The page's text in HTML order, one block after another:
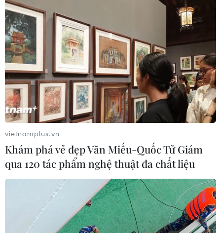
Gian hàng chả cả nhộn nhịp khách mua và nếm thử. (Ảnh:
Thanh Tâm/Vietnam+)
vietnamplus.vn
Khám phá vẻ đẹp Văn Miếu-Quốc Tử Giám
qua 120 tác phẩm nghệ thuật đa chất liệu